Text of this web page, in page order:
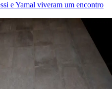
e Yamal viveram um encontro